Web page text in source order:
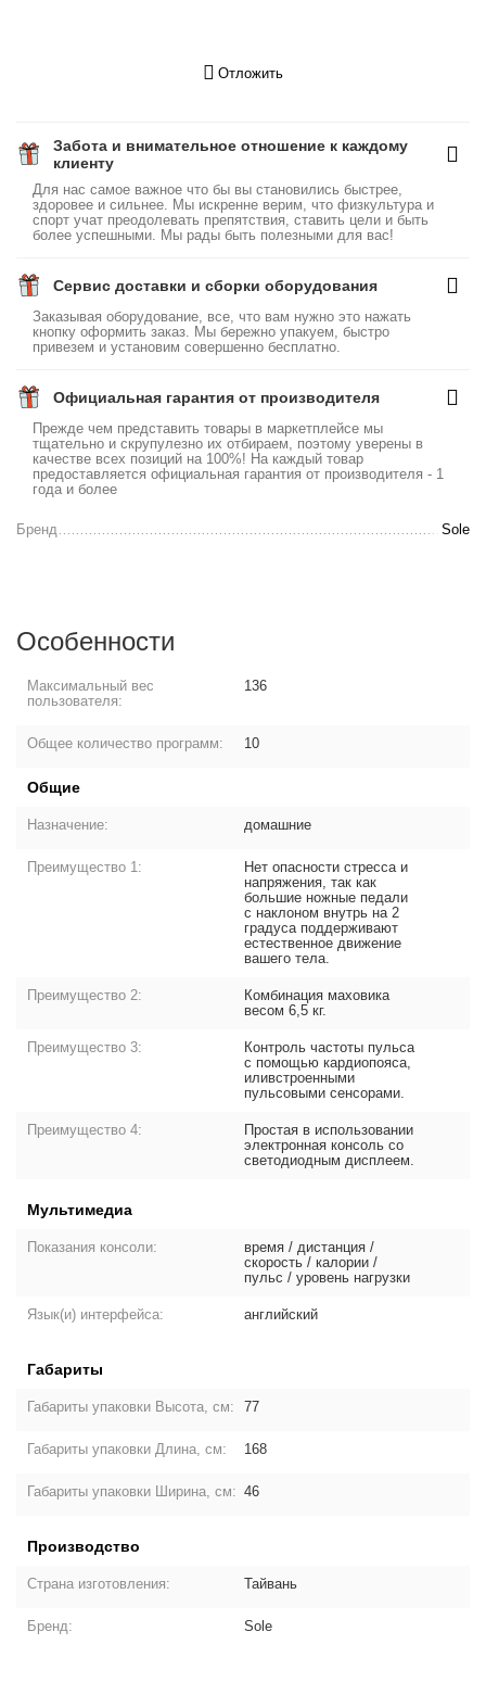
Отложить
Забота и внимательное отношение к каждому
клиенту
Для нас самое важное что бы вы становились быстрее,
здоровее и сильнее. Мы искренне верим, что физкультура и
спорт учат преодолевать препятствия, ставить цели и быть
более успешными. Мы рады быть полезными для вас!
Сервис доставки и сборки оборудования
Заказывая оборудование, все, что вам нужно это нажать
кнопку оформить заказ. Мы бережно упакуем, быстро
привезем и установим совершенно бесплатно.
Официальная гарантия от производителя
Прежде чем представить товары в маркетплейсе мы
тщательно и скрупулезно их отбираем, поэтому уверены в
качестве всех позиций на 100%! На каждый товар
предоставляется официальная гарантия от производителя - 1
года и более
Бренд Sole
Особенности
Максимальный вес
пользователя:
136
Общее количество программ: 10
Общие
Назначение: домашние
Преимущество 1:
Нет опасности стресса и
напряжения, так как
большие ножные педали
с наклоном внутрь на 2
градуса поддерживают
естественное движение
вашего тела.
Преимущество 2:
Комбинация маховика
весом 6,5 кг.
Преимущество 3:
Контроль частоты пульса
с помощью кардиопояса,
иливстроенными
пульсовыми сенсорами.
Преимущество 4:
Простая в использовании
электронная консоль со
светодиодным дисплеем.
Мультимедиа
Показания консоли:
время / дистанция /
скорость / калории /
пульс / уровень нагрузки
Язык(и) интерфейса: английский
Габариты
Габариты упаковки Высота, см: 77
Габариты упаковки Длина, см: 168
Габариты упаковки Ширина, см: 46
Производство
Страна изготовления: Тайвань
Бренд: Sole